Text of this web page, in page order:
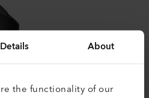
Details About
the functionality of our